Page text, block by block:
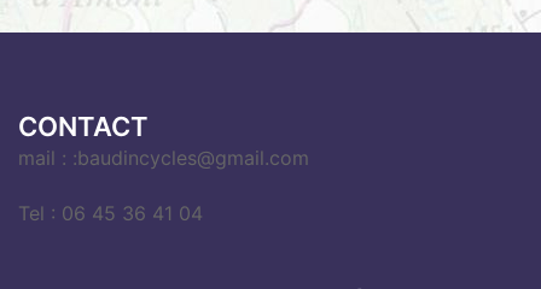
CONTACT
mail : :baudincycles@gmail.com
Tel : 06 45 36 41 04